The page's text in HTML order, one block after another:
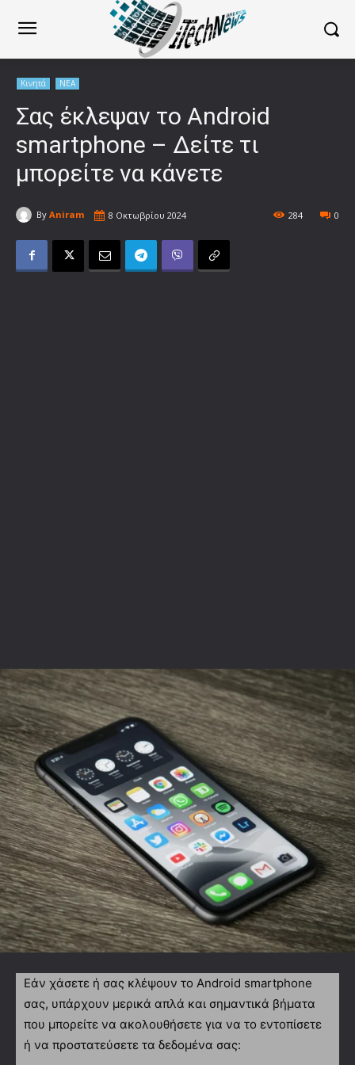
Κινητά ΝΕΑ
Σας έκλεψαν το Android
smartphone – Δείτε τι
μπορείτε να κάνετε
By Aniram 8 Οκτωβρίου 2024 0
284
Εάν χάσετε ή σας κλέψουν το Android smartphone
σας, υπάρχουν μερικά απλά και σημαντικά βήματα
που μπορείτε να ακολουθήσετε για να το εντοπίσετε
ή να προστατεύσετε τα δεδομένα σας: